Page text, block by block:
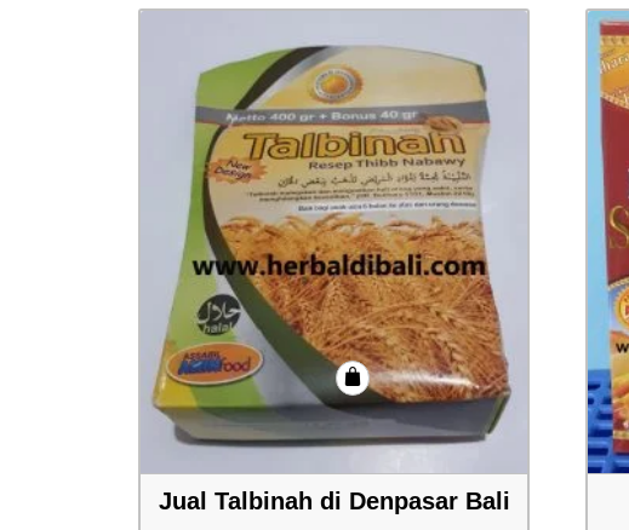
Jual Talbinah di Denpasar Bali